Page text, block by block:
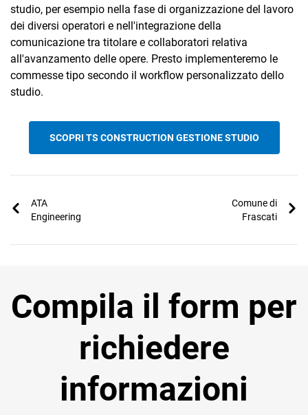
studio, per esempio nella fase di organizzazione del lavoro
dei diversi operatori e nell'integrazione della
comunicazione tra titolare e collaboratori relativa
all'avanzamento delle opere. Presto implementeremo le
commesse tipo secondo il workflow personalizzato dello
studio.
SCOPRI TS CONSTRUCTION GESTIONE STUDIO
ATA
Engineering
Comune di
Frascati
Compila il form per
richiedere
informazioni